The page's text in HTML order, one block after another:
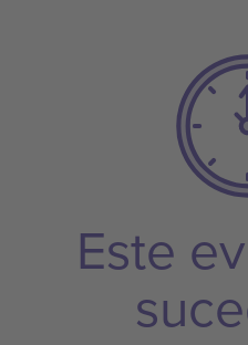
Este